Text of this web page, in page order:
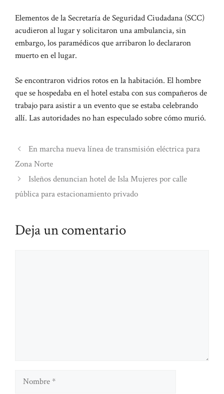
Elementos de la Secretaría de Seguridad Ciudadana (SCC)
acudieron al lugar y solicitaron una ambulancia, sin
embargo, los paramédicos que arribaron lo declararon
muerto en el lugar.
Se encontraron vidrios rotos en la habitación. El hombre
que se hospedaba en el hotel estaba con sus compañeros de
trabajo para asistir a un evento que se estaba celebrando
allí. Las autoridades no han especulado sobre cómo murió.
En marcha nueva línea de transmisión eléctrica para
Zona Norte
Isleños denuncian hotel de Isla Mujeres por calle
pública para estacionamiento privado
Deja un comentario
Nombre